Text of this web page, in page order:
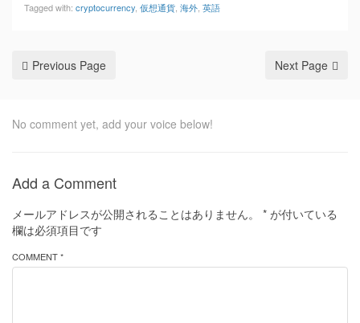
Tagged with: cryptocurrency 仮想通貨 海外 英語
Previous Page Next Page
No comment yet, add your voice below!
Add a Comment
メールアドレスが公開されることはありません。 * が付いている
欄は必須項目です
COMMENT *